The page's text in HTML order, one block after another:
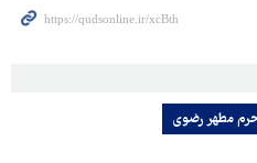
مطهر رضوی